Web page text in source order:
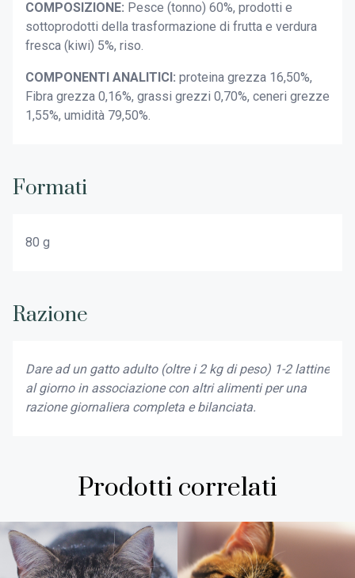
COMPOSIZIONE: Pesce (tonno) 60%, prodotti e
sottoprodotti della trasformazione di frutta e verdura
fresca (kiwi) 5%, riso.
COMPONENTI ANALITICI: proteina grezza 16,50%,
Fibra grezza 0,16%, grassi grezzi 0,70%, ceneri grezze
1,55%, umidità 79,50%.
Formati
80 g
Razione
Dare ad un gatto adulto (oltre i 2 kg di peso) 1-2 lattine
al giorno in associazione con altri alimenti per una
razione giornaliera completa e bilanciata.
Prodotti correlati